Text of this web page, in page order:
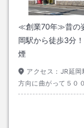
≪創業70年≫昔の
岡駅から徒歩3分
煙
アクセス： JR延岡
方向に曲がって５０
駅のそば３００ｍ。